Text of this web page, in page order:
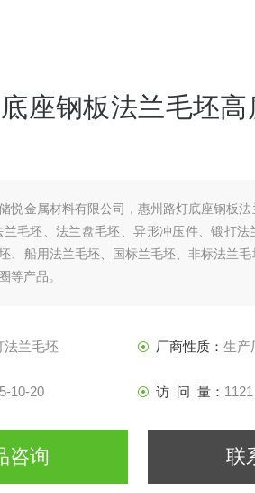
座钢板法兰毛坯高
悦金属材料有限公司，惠州路灯底座钢板
毛坯、法兰盘毛坯、异形冲压件、锻打法
、船用法兰毛坯、国标兰毛坯、非标法兰毛
等产品。
法兰毛坯 厂商性质： 生产
10-20 访 问 量： 1121
咨询 联